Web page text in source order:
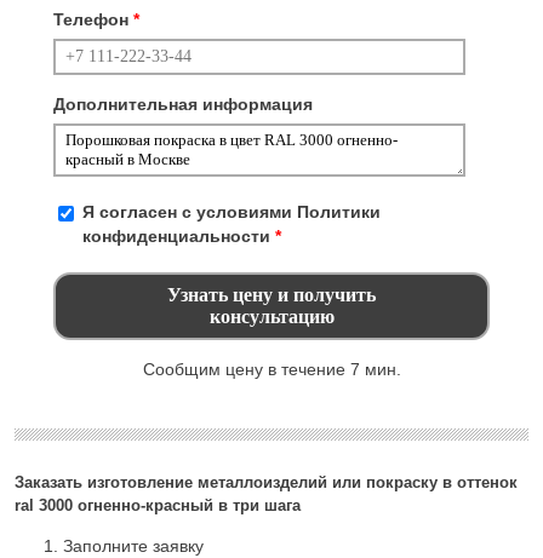
Заказать изготовление металлоизделий или покраску в оттенок
ral 3000 огненно-красный в три шага
Заполните заявку
Телефон *
Дополнительная информация
Я согласен с условиями Политики
конфиденциальности *
Сообщим цену в течение 7 мин.